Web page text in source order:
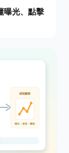
曝光、點擊